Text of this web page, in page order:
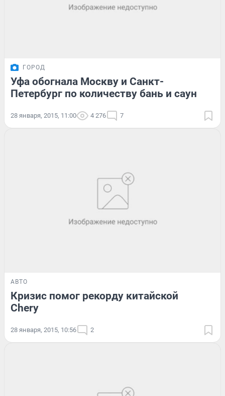
ГОРОД
Уфа обогнала Москву и Санкт-
Петербург по количеству бань и саун
28 января, 2015, 11:00 4 276 7
АВТО
Кризис помог рекорду китайской
Chery
28 января, 2015, 10:56 2